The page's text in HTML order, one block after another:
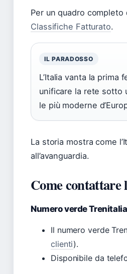
Per un quadro
Classifiche Fatturato.
IL PARADOSSO
L’Italia vanta la prima
unificare la rete sotto
le più moderne
La storia mostra come
all’avanguardia.
Come contattare
Numero verde Trenitalia
Il numero verde
clienti).
Disponibile da